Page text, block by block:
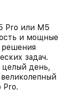
Pro или M5
и мощные
решения
задач.
целый день,
Pro.